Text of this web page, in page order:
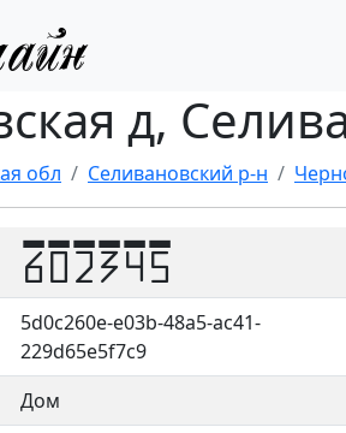
д,
обл Селивановский р-н
602345
5d0c260e-e03b-48a5-ac41-
229d65e5f7c9
Дом